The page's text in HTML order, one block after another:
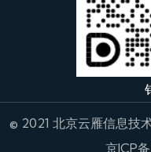
© 2021 北京云雁信息技
京ICP